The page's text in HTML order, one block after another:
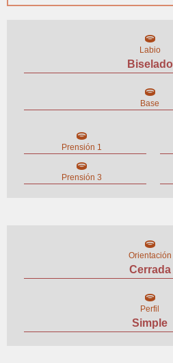
Labio
Biselado
Base
Prensión 1
Prensión 3
Orientación
Cerrada
Perfil
Simple